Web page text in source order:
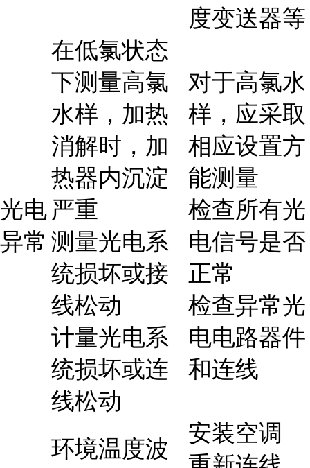
度变送器等
光电
异常
在低氯状态
下测量高氯
水样，加热
消解时，加
热器内沉淀
严重
测量光电系
统损坏或接
线松动
计量光电系
统损坏或连
线松动
对于高氯水
样，应采取
相应设置方
能测量
检查所有光
电信号是否
正常
检查异常光
电电路器件
和连线
环境温度波
安装空调